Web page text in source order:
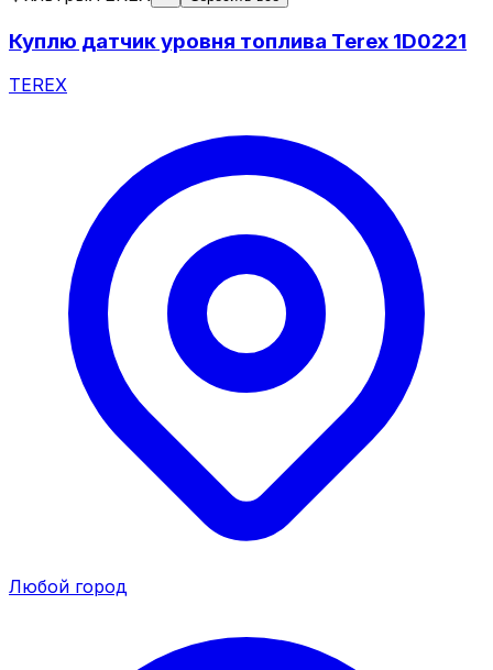
Куплю датчик уровня топлива Terex 1D0221
TEREX
Любой город